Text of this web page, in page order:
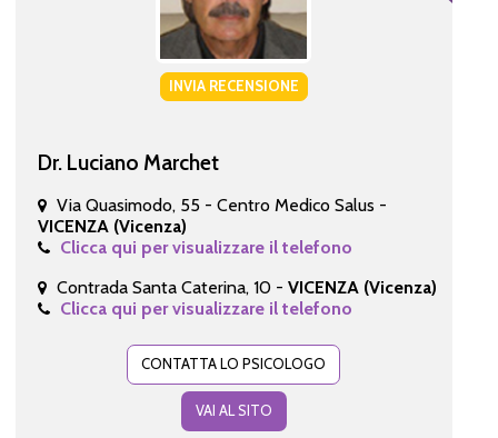
INVIA RECENSIONE
Dr. Luciano Marchet
Via Quasimodo, 55 - Centro Medico Salus -
VICENZA (Vicenza)
Clicca qui per visualizzare il telefono
Contrada Santa Caterina, 10 - VICENZA (Vicenza)
Clicca qui per visualizzare il telefono
CONTATTA LO PSICOLOGO
VAI AL SITO